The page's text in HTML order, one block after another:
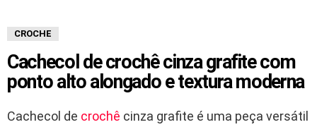
CROCHE
Cachecol de crochê cinza grafite com
ponto alto alongado e textura moderna
Cachecol de crochê cinza grafite é uma peça versátil